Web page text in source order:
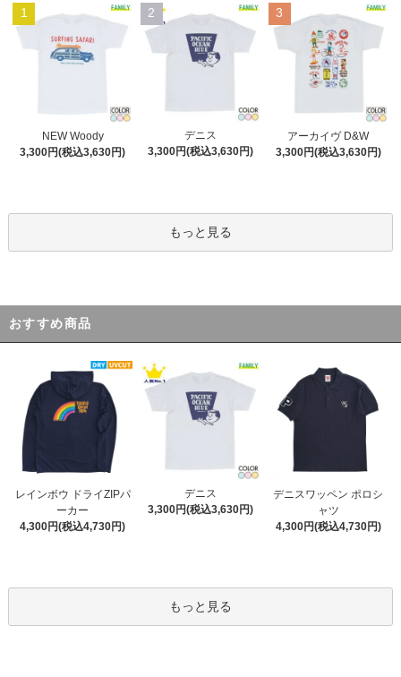
1
NEW Woody
3,300円(税込3,630円)
2
デニス
3,300円(税込3,630円)
3
アーカイヴ D&W
3,300円(税込3,630円)
もっと見る
おすすめ商品
レインボウ ドライZIPパ
ーカー
4,300円(税込4,730円)
デニス
3,300円(税込3,630円)
デニスワッペン ポロシ
ャツ
4,300円(税込4,730円)
もっと見る